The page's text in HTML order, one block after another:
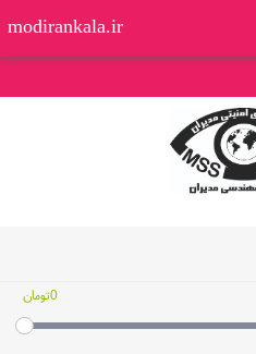
modirankala.ir
0تومان